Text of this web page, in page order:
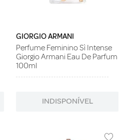
GIORGIO ARMANI
Perfume Feminino Sì Intense
Giorgio Armani Eau De Parfum
100ml
INDISPONÍVEL